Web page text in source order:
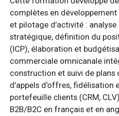
complètes en
et pilotage d’activité :
stratégique, définition du
(ICP), élaboration et
commerciale omnicanale
construction et suivi de plans
d’appels d’offres,
portefeuille clients (CRM,
B2B/B2C en français et en